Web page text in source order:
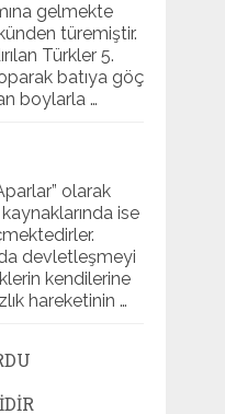
gelmekte
türemiştir.
Türkler 5.
batıya göç
boylarla …
olarak
ise
devletleşmeyi
kendilerine
hareketinin …